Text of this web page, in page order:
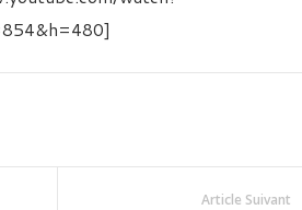
Article Suivant